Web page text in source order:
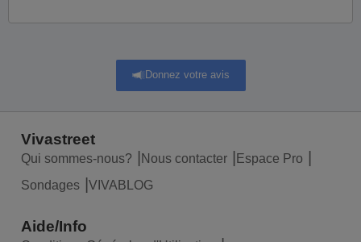
Donnez votre avis
Vivastreet
Qui sommes-nous? Nous contacter
Espace Pro
Sondages
VIVABLOG
Aide/Info